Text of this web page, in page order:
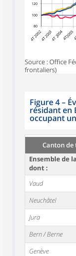
100
120
80
4T 20024T 20034T 20044T2005
Source : Office
frontaliers)
Figure 4–
résidant en
occupant
Canton
Ensemble de
dont :
Vaud
Neuchâtel
Jura
Bern / Berne
Genève